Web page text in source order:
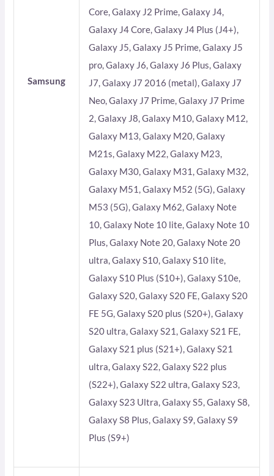
Samsung
Core, Galaxy J2 Prime, Galaxy J4,
Galaxy J4 Core, Galaxy J4 Plus (J4+),
Galaxy J5, Galaxy J5 Prime, Galaxy J5
pro, Galaxy J6, Galaxy J6 Plus, Galaxy
J7, Galaxy J7 2016 (metal), Galaxy J7
Neo, Galaxy J7 Prime, Galaxy J7 Prime
2, Galaxy J8, Galaxy M10, Galaxy M12,
Galaxy M13, Galaxy M20, Galaxy
M21s, Galaxy M22, Galaxy M23,
Galaxy M30, Galaxy M31, Galaxy M32,
Galaxy M51, Galaxy M52 (5G), Galaxy
M53 (5G), Galaxy M62, Galaxy Note
10, Galaxy Note 10 lite, Galaxy Note 10
Plus, Galaxy Note 20, Galaxy Note 20
ultra, Galaxy S10, Galaxy S10 lite,
Galaxy S10 Plus (S10+), Galaxy S10e,
Galaxy S20, Galaxy S20 FE, Galaxy S20
FE 5G, Galaxy S20 plus (S20+), Galaxy
S20 ultra, Galaxy S21, Galaxy S21 FE,
Galaxy S21 plus (S21+), Galaxy S21
ultra, Galaxy S22, Galaxy S22 plus
(S22+), Galaxy S22 ultra, Galaxy S23,
Galaxy S23 Ultra, Galaxy S5, Galaxy S8,
Galaxy S8 Plus, Galaxy S9, Galaxy S9
Plus (S9+)